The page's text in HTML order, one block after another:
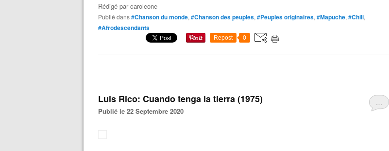
Rédigé parcaroleone
Publié dans#Chanson du monde, #Chanson des peuples, #Peuples originaires, #Mapuche, #Chili,
#Afrodescendants
Repost 0
…
Luis Rico: Cuando tenga la tierra (1975)
Publié le 22 Septembre 2020